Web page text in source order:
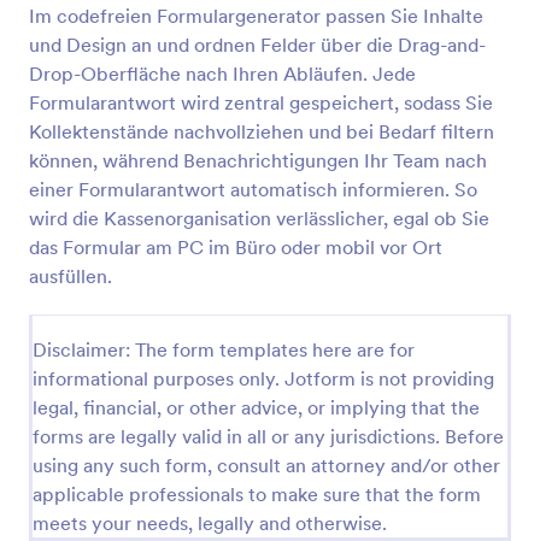
Im codefreien Formulargenerator passen Sie Inhalte
und Design an und ordnen Felder über die Drag-and-
Drop-Oberfläche nach Ihren Abläufen. Jede
Formularantwort wird zentral gespeichert, sodass Sie
Kollektenstände nachvollziehen und bei Bedarf filtern
können, während Benachrichtigungen Ihr Team nach
einer Formularantwort automatisch informieren. So
wird die Kassenorganisation verlässlicher, egal ob Sie
das Formular am PC im Büro oder mobil vor Ort
ausfüllen.
Disclaimer: The form templates here are for
informational purposes only. Jotform is not providing
legal, financial, or other advice, or implying that the
forms are legally valid in all or any jurisdictions. Before
using any such form, consult an attorney and/or other
applicable professionals to make sure that the form
meets your needs, legally and otherwise.
AnmeldungAbmeldung Gottesdienst
An- oder Abmelde-Formular für Gottesdienste
Go to Category:
Kirchenformulare
Vorlage verwenden